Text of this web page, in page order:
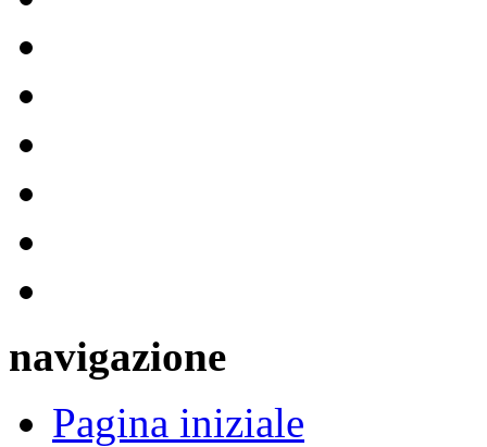
navigazione
Pagina iniziale